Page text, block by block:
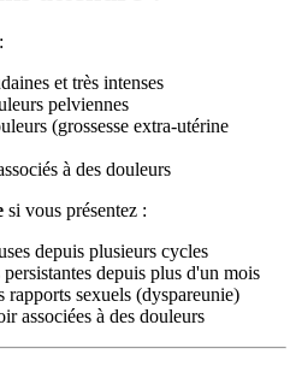
et très intenses
pelviennes
(grossesse extra-utérine
à des douleurs
si vous présentez :
depuis plusieurs cycles
depuis plus d'un mois
rapports sexuels (dyspareunie)
associées à des douleurs